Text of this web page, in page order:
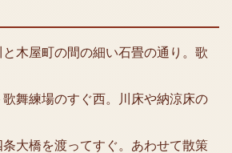
と木屋町の間の細い石畳の通り。歌
歌舞練場のすぐ西。川床や納涼床の
条大橋を渡ってすぐ。あわせて散策